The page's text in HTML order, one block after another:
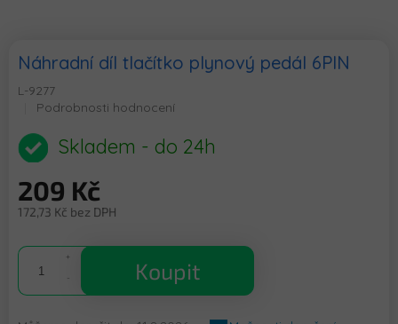
Náhradní díl tlačítko plynový pedál 6PIN
L-9277
Průměrné
produktu
je
z
5
Podrobnosti hodnocení
Skladem - do 24h
209 Kč
172,73 Kč bez DPH
cena:
Koupit